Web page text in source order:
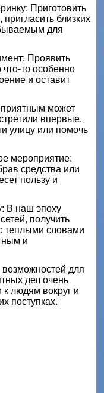
Приготовить
близких
для
Проявить
что-то особенно
и оставит
может
впервые.
улицу или помочь
мероприятие:
средства или
пользу и
В наш эпоху
получить
теплыми словами
и
для
дел очень
людям вокруг и
поступках.